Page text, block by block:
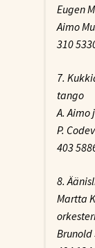
Eugen
Aimo
310
7.
tango
A. Aimo
P.
403
8.
Martta
Brunold